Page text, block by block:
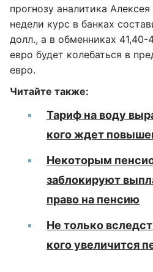
прогнозу аналитика
недели курс в банках
долл., а в обменниках 41,40-
евро будет колебаться в
евро.
Читайте также:
Тариф на воду
кого ждет
Некоторым
заблокируют
право на пенсию
Не только
кого увеличится